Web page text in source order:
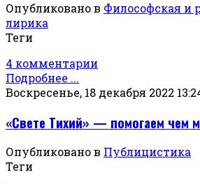
Опубликовано в Философская и
лирика
Теги
4 комментарии
Подробнее ...
Воскресенье, 18 декабря 2022
«Свете Тихий» — помогаем чем
Опубликовано в Публицистика
Теги